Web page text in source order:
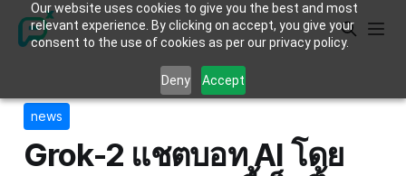
Our website uses cookies to give you the best and most
relevant experience. By clicking on accept, you give your
consent to the use of cookies as per our privacy policy.
Deny Accept
news
Grok-2 แชตบอท AI โดย